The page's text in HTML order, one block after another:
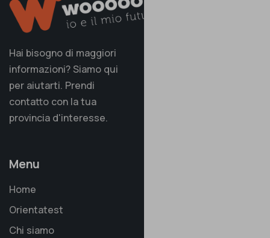
Hai bisogno di maggiori
informazioni? Siamo qui
per aiutarti. Prendi
contatto con la tua
provincia d'interesse.
Menu
Home
Orientatest
Chi siamo